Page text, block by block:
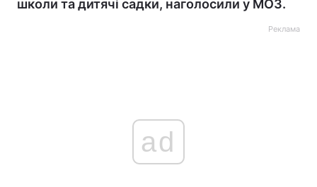
школи та дитячі садки, наголосили у МОЗ.
Реклама
ad